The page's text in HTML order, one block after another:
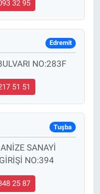
32 95
Edremit
NO:283F
51 51
Tuşba
SANAYİ
NO:394
25 87